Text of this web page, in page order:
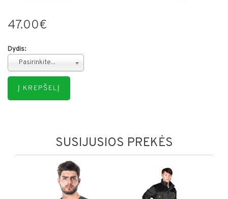
47.00€
Dydis:
Pasirinkite...
SUSIJUSIOS PREKĖS